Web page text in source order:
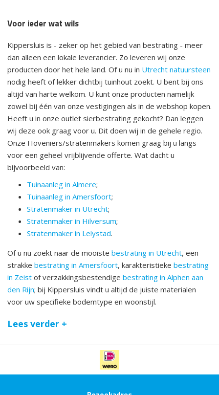
Voor ieder wat wils
Kippersluis is - zeker op het gebied van bestrating - meer
dan alleen een lokale leverancier. Zo leveren wij onze
producten door het hele land. Of u nu in Utrecht natuursteen
nodig heeft of lekker dichtbij tuinhout zoekt. U bent bij ons
altijd van harte welkom. U kunt onze producten namelijk
zowel bij één van onze vestigingen als in de webshop kopen.
Heeft u in onze outlet sierbestrating gekocht? Dan leggen
wij deze ook graag voor u. Dit doen wij in de gehele regio.
Onze Hoveniers/stratenmakers komen graag bij u langs
voor een geheel vrijblijvende offerte. Wat dacht u
bijvoorbeeld van:
Tuinaanleg in Almere;
Tuinaanleg in Amersfoort;
Stratenmaker in Utrecht;
Stratenmaker in Hilversum;
Stratenmaker in Lelystad.
Of u nu zoekt naar de mooiste bestrating in Utrecht, een
strakke bestrating in Amersfoort, karakteristieke bestrating
in Zeist of verzakkingsbestendige bestrating in Alphen aan
den Rijn; bij Kippersluis vindt u altijd de juiste materialen
voor uw specifieke bodemtype en woonstijl.
Lees verder +